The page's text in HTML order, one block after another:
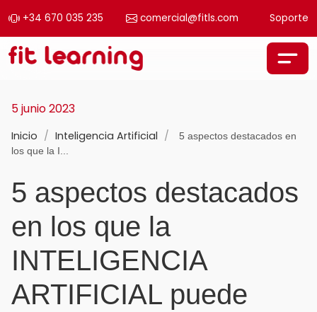
+34 670 035 235 comercial@fitls.com Soporte
Saltar al contenido
Navegación principal
5 junio 2023
Inicio / Inteligencia Artificial /
5 aspectos destacados en
los que la I...
5 aspectos destacados
en los que la
INTELIGENCIA
ARTIFICIAL puede